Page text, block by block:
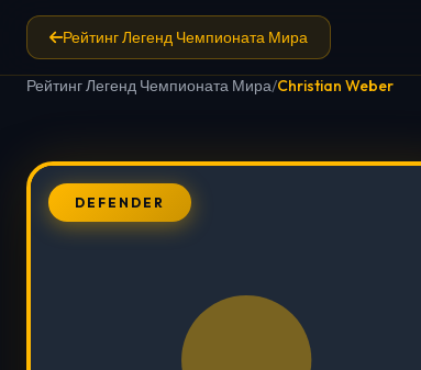
Рейтинг Легенд Чемпионата Мира
Рейтинг Легенд Чемпионата Мира/Christian Weber
DEFENDER